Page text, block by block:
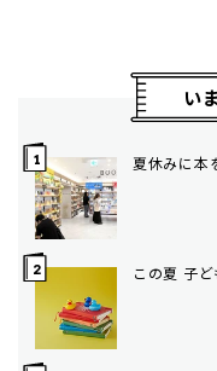
い
夏休みに本
この夏 子